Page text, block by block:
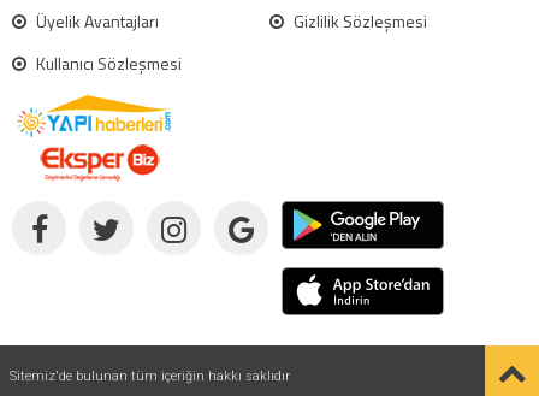
Üyelik Avantajları
Gizlilik Sözleşmesi
Kullanıcı Sözleşmesi
Sitemiz'de bulunan tüm içeriğin hakkı saklıdır